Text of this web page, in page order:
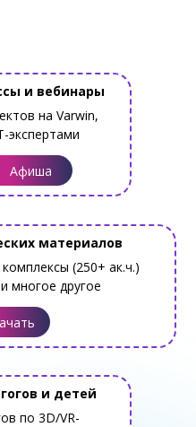
Афиша
на Varwin,
экспертами
и вебинары
(250+ ак.ч.)
многое другое
материалов
по 3D/VR-
и детей